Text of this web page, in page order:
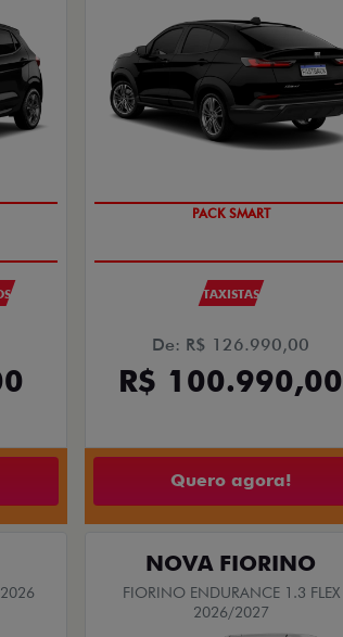
PACK SMART
TAXISTAS
De: R$ 126.990,00
R$ 100.990,00
Quero agora!
2026
NOVA FIORINO
FIORINO ENDURANCE 1.3 FLEX
2026/2027